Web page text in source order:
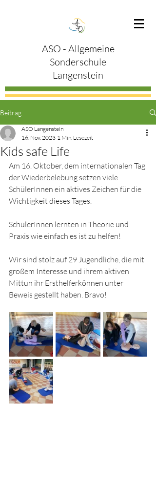
ASO - Allgemeine
Sonderschule
Langenstein
Beitrag
Kids safe Life
ASO Langenstein
16. Nov. 2023 1 Min. Lesezeit
Am 16. Oktober, dem internationalen Tag
der Wiederbelebung setzen viele
SchülerInnen ein aktives Zeichen für die
Wichtigkeit dieses Tages.
SchülerInnen lernten in Theorie und
Praxis wie einfach es ist zu helfen!
Wir sind stolz auf 29 Jugendliche, die mit
großem Interesse und ihrem aktiven
Mittun ihr Ersthelferkönnen unter
Beweis gestellt haben. Bravo!